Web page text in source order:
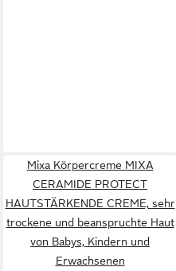
Mixa Körpercreme MIXA
CERAMIDE PROTECT
HAUTSTÄRKENDE CREME, sehr
trockene und beanspruchte Haut
von Babys, Kindern und
Erwachsenen